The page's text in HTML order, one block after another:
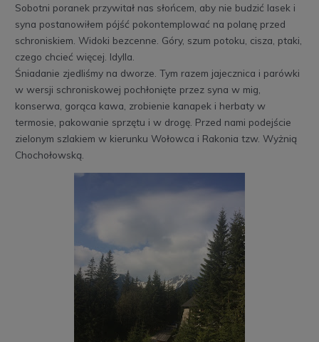
Sobotni poranek przywitał nas słońcem, aby nie budzić lasek i
syna postanowiłem pójść pokontemplować na polanę przed
schroniskiem. Widoki bezcenne. Góry, szum potoku, cisza, ptaki,
czego chcieć więcej. Idylla.
Śniadanie zjedliśmy na dworze. Tym razem jajecznica i parówki
w wersji schroniskowej pochłonięte przez syna w mig,
konserwa, gorąca kawa, zrobienie kanapek i herbaty w
termosie, pakowanie sprzętu i w drogę. Przed nami podejście
zielonym szlakiem w kierunku Wołowca i Rakonia tzw. Wyżnią
Chochołowską.